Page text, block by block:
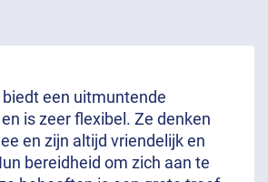
een uitmuntende
is zeer flexibel. Ze denken
en zijn altijd vriendelijk en
bereidheid om zich aan te